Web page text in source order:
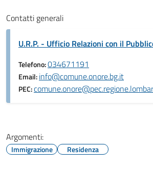
Contatti generali
U.R.P. - Ufficio Relazioni con il
Telefono:034671191
Email:info@comune.onore.bg.it
PEC:
Argomenti:
Immigrazione Residenza